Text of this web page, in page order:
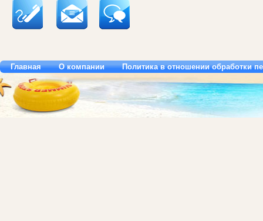
Главная О компании Политика в отношении обработки